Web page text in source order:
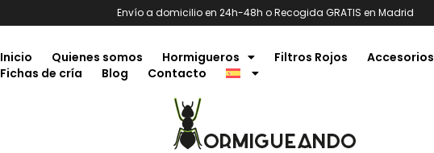
Envío a domicilio en 24h-48h o Recogida GRATIS en Madrid
Inicio Quienes somos Hormigueros Filtros Rojos Accesorios
Fichas de cría
Blog Contacto